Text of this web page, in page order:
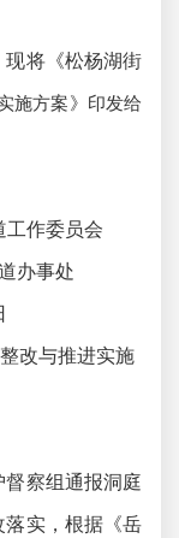
将《松杨湖街
施方案》印发给
工作委员会
街道办事处
月31日
改与推进实施
察组通报洞庭
实，根据《岳